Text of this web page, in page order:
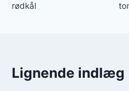
rødkål
Lignende indlæg